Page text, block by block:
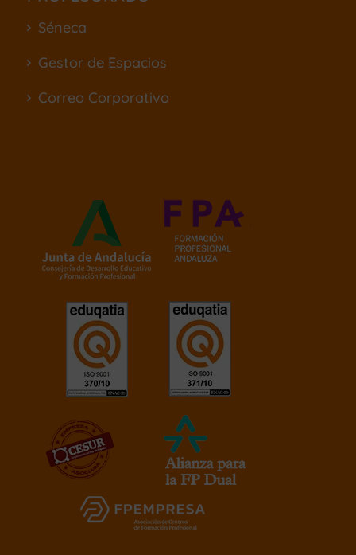
Séneca
Gestor de Espacios
Correo Corporativo